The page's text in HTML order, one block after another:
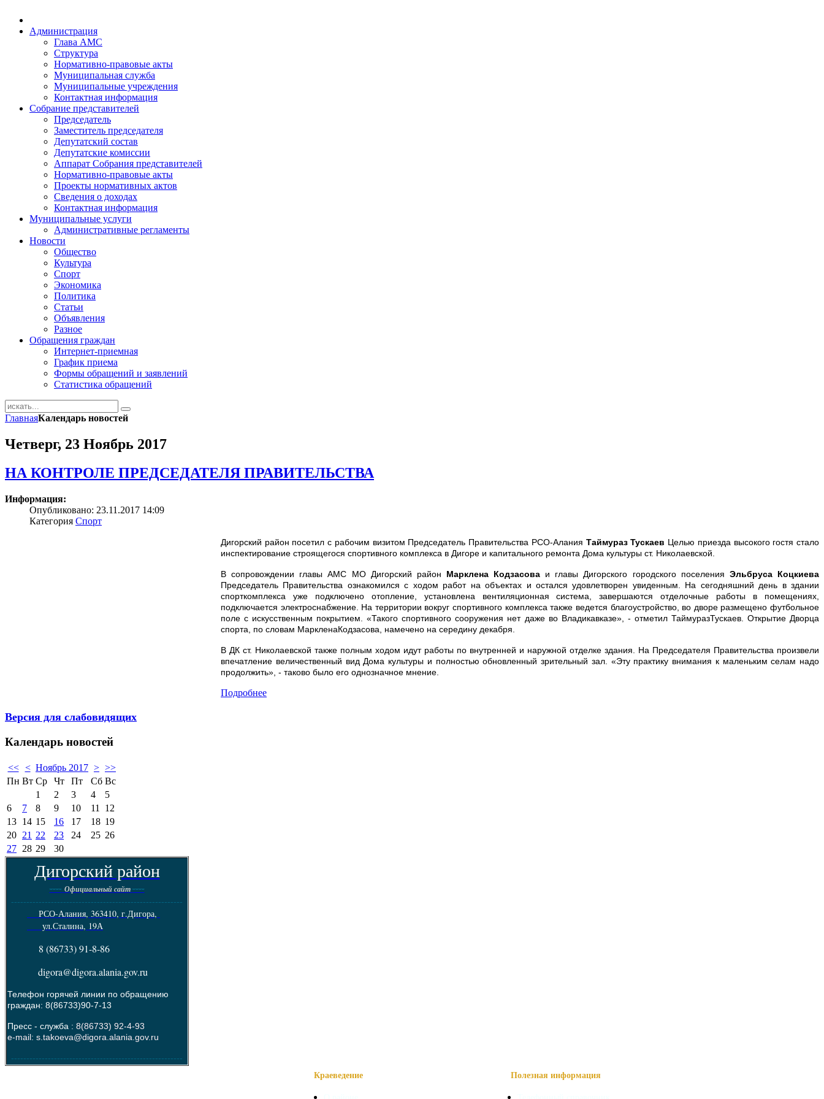
Администрация
Глава АМС
Структура
Нормативно-правовые акты
Муниципальная служба
Муниципальные учреждения
Контактная информация
Собрание представителей
Председатель
Заместитель председателя
Депутатский состав
Депутатские комиссии
Аппарат Собрания представителей
Нормативно-правовые акты
Проекты нормативных актов
Сведения о доходах
Контактная информация
Муниципальные услуги
Административные регламенты
Новости
Общество
Культура
Спорт
Экономика
Политика
Статьи
Объявления
Разное
Обращения граждан
Интернет-приемная
График приема
Формы обращений и заявлений
Статистика обращений
ГлавнаяКалендарь новостей
Четверг, 23 Ноябрь 2017
НА КОНТРОЛЕ ПРЕДСЕДАТЕЛЯ ПРАВИТЕЛЬСТВА
Информация:
Опубликовано: 23.11.2017 14:09
Категория Спорт
Дигорский район посетил с рабочим визитом Председатель Правительства РСО-Алания Таймураз Тускаев Целью приезда высокого гостя стало
инспектирование строящегося спортивного комплекса в Дигоре и капитального ремонта Дома культуры ст. Николаевской.
В сопровождении главы АМС МО Дигорский район Марклена Кодзасова и главы Дигорского городского поселения Эльбруса Коцкиева
Председатель Правительства ознакомился с ходом работ на объектах и остался удовлетворен увиденным. На сегодняшний день в здании
спорткомплекса уже подключено отопление, установлена вентиляционная система, завершаются отделочные работы в помещениях,
подключается электроснабжение. На территории вокруг спортивного комплекса также ведется благоустройство, во дворе размещено футбольное
поле с искусственным покрытием. «Такого спортивного сооружения нет даже во Владикавказе», - отметил ТаймуразТускаев. Открытие Дворца
спорта, по словам МаркленаКодзасова, намечено на середину декабря.
В ДК ст. Николаевской также полным ходом идут работы по внутренней и наружной отделке здания. На Председателя Правительства произвели
впечатление величественный вид Дома культуры и полностью обновленный зрительный зал. «Эту практику внимания к маленьким селам надо
продолжить», - таково было его однозначное мнение.
Подробнее
Версия для слабовидящих
Календарь новостей
<< < Ноябрь 2017 > >>
Пн Вт Ср Чт Пт Сб Вс
1
2 3 4
5
6
7 8 9 10 11
12
13 14 15 16 17 18 19
20 21 22 23 24 25 26
27 28 29 30
Дигорский район
---- Официальный сайт----
--------------------------------------------------------
РСО-Алания, 363410, г.Дигора,
ул.Сталина, 19А
8 (86733) 91-8-86
digora@digora.alania.gov.ru
Телефон горячей линии по обращению
граждан: 8(86733)90-7-13
Пресс - служба : 8(86733) 92-4-93
e-mail: s.takoeva@digora.alania.gov.ru
--------------------------------------------------------
Краеведение Полезная информация